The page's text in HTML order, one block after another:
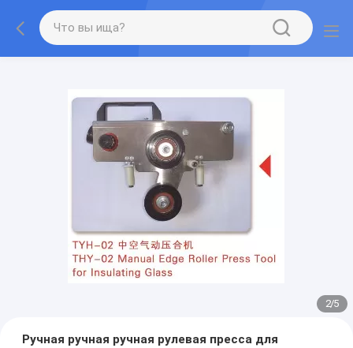
2/5
Ручная ручная ручная рулевая пресса для